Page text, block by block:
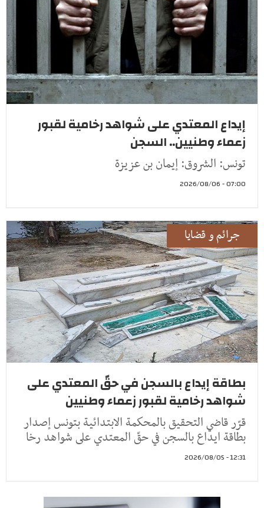
إيداع المعتدي على شواهد رخامية لقبور
زعماء وطنيين.. السجن
تونس: الشروق: إيمان بن عزيزة
07:00 - 2026/08/06
جرائم و قضايا
بطاقة إيداع بالسجن في حقّ المعتدي على
شواهد رخامية لقبور زعماء وطنيين
قرّر قاضي التحقيق بالمحكمة الابتدائية بتونس إصدار
بطاقة ايداع بالسجن في حقّ المعتدي على شواهد رخا
12:31 - 2026/08/05